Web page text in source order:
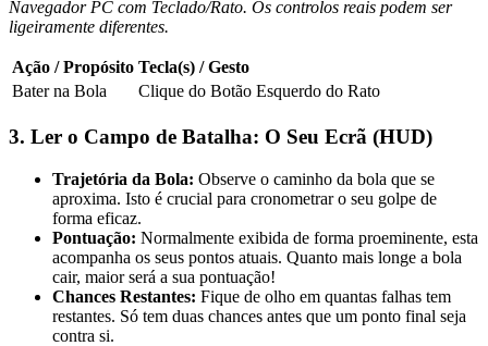
Navegador PC com Teclado/Rato. Os controlos reais podem ser
ligeiramente diferentes.
Ação / Propósito Tecla(s) / Gesto
Bater na Bola
Clique do Botão Esquerdo do Rato
3. Ler o Campo de Batalha: O Seu Ecrã (HUD)
Trajetória da Bola: Observe o caminho da bola que se
aproxima. Isto é crucial para cronometrar o seu golpe de
forma eficaz.
Pontuação: Normalmente exibida de forma proeminente, esta
acompanha os seus pontos atuais. Quanto mais longe a bola
cair, maior será a sua pontuação!
Chances Restantes: Fique de olho em quantas falhas tem
restantes. Só tem duas chances antes que um ponto final seja
contra si.